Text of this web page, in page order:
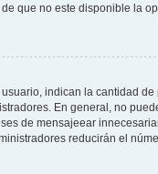
que no este disponible la
indican la cantidad
En general, no
de mensajeear
reducirán el